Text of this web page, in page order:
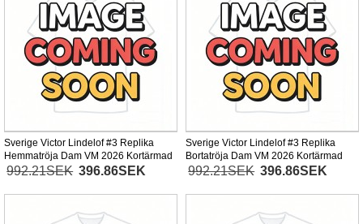
Sverige Victor Lindelof #3 Replika
Hemmatröja Dam VM 2026 Kortärmad
992.21SEK 396.86SEK
Sverige Victor Lindelof #3 Replika
Bortatröja Dam VM 2026 Kortärmad
992.21SEK 396.86SEK